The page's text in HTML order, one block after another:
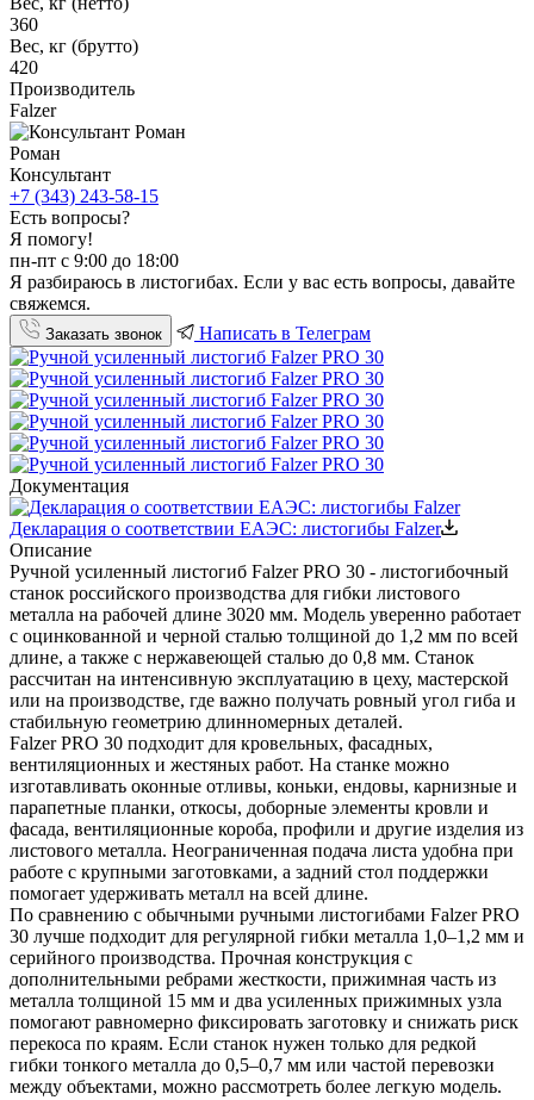
360
Вес, кг (брутто)
420
Производитель
Falzer
Роман
Консультант
+7 (343) 243-58-15
Есть вопросы?
Я помогу!
пн-пт с 9:00 до 18:00
Я разбираюсь в листогибах. Если у вас есть вопросы, давайте
свяжемся.
Заказать звонок Написать в Телеграм
Документация
Декларация о соответствии ЕАЭС: листогибы Falzer
Описание
Ручной усиленный листогиб Falzer PRO 30 - листогибочный
станок российского производства для гибки листового
металла на рабочей длине 3020 мм. Модель уверенно работает
с оцинкованной и черной сталью толщиной до 1,2 мм по всей
длине, а также с нержавеющей сталью до 0,8 мм. Станок
рассчитан на интенсивную эксплуатацию в цеху, мастерской
или на производстве, где важно получать ровный угол гиба и
стабильную геометрию длинномерных деталей.
Falzer PRO 30 подходит для кровельных, фасадных,
вентиляционных и жестяных работ. На станке можно
изготавливать оконные отливы, коньки, ендовы, карнизные и
парапетные планки, откосы, доборные элементы кровли и
фасада, вентиляционные короба, профили и другие изделия из
листового металла. Неограниченная подача листа удобна при
работе с крупными заготовками, а задний стол поддержки
помогает удерживать металл на всей длине.
По сравнению с обычными ручными листогибами Falzer PRO
30 лучше подходит для регулярной гибки металла 1,0–1,2 мм и
серийного производства. Прочная конструкция с
дополнительными ребрами жесткости, прижимная часть из
металла толщиной 15 мм и два усиленных прижимных узла
помогают равномерно фиксировать заготовку и снижать риск
перекоса по краям. Если станок нужен только для редкой
гибки тонкого металла до 0,5–0,7 мм или частой перевозки
между объектами, можно рассмотреть более легкую модель.